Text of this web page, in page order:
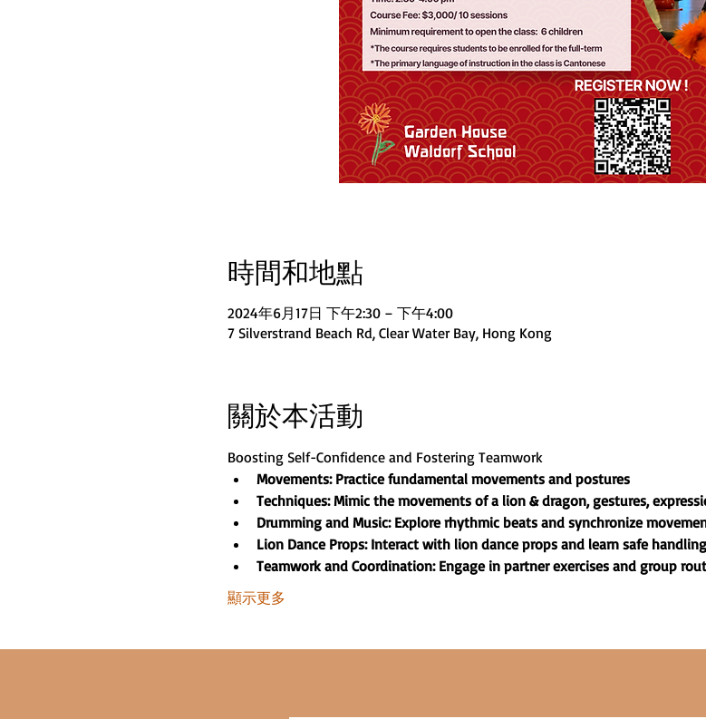
時間和地點
2024年6月17日 下午2:30 – 下午4:00
7 Silverstrand Beach Rd, Clear Water Bay, Hong Kong
關於本活動
Boosting Self-Confidence and Fostering Teamwork
Movements: Practice fundamental movements and postures
Techniques: Mimic the movements of a lion & dragon, gestures,
Drumming and Music: Explore rhythmic beats and synchronize
Lion Dance Props: Interact with lion dance props and learn safe handling
Teamwork and Coordination: Engage in partner exercises and group
顯示更多